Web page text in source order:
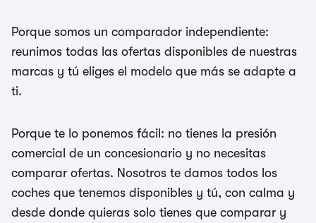
Porque somos un comparador independiente:
reunimos todas las ofertas disponibles de nuestras
marcas y tú eliges el modelo que más se adapte a
ti.
Porque te lo ponemos fácil: no tienes la presión
comercial de un concesionario y no necesitas
comparar ofertas. Nosotros te damos todos los
coches que tenemos disponibles y tú, con calma y
desde donde quieras solo tienes que comparar y